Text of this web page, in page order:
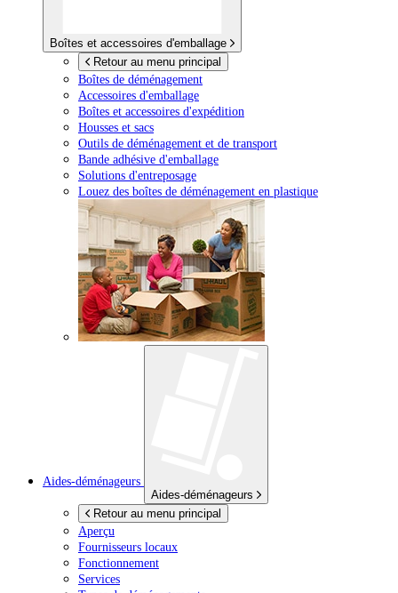
Boîtes et accessoires d'emballage
Retour au menu principal
Boîtes de déménagement
Accessoires d'emballage
Boîtes et accessoires d'expédition
Housses et sacs
Outils de déménagement et de transport
Bande adhésive d'emballage
Solutions d'entreposage
Louez des boîtes de déménagement en plastique
Aides-déménageurs
Aides-déménageurs
Retour au menu principal
Aperçu
Fournisseurs locaux
Fonctionnement
Services